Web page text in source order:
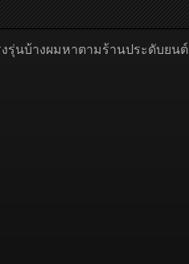
รุ่นบ้างผมหาตามร้านประดับยน